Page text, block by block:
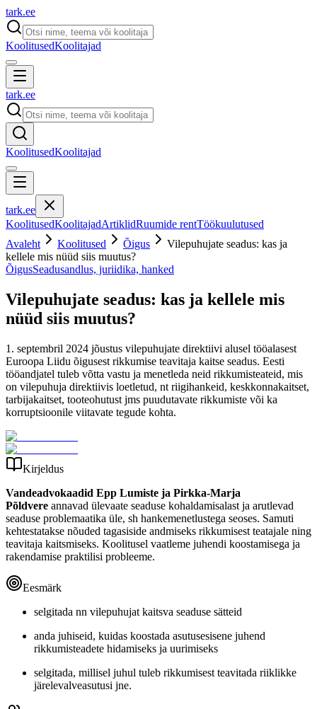
tark.ee
KoolitusedKoolitajad
tark.ee
KoolitusedKoolitajad
tark.ee
KoolitusedKoolitajadArtiklidRuumide rentTöökuulutused
Avaleht
Koolitused Õigus
Vilepuhujate seadus: kas ja
kellele mis nüüd siis muutus?
ÕigusSeadusandlus, juriidika, hanked
Vilepuhujate seadus: kas ja kellele mis
nüüd siis muutus?
1. septembril 2024 jõustus vilepuhujate direktiivi alusel tööalasest
Euroopa Liidu õigusest rikkumise teavitaja kaitse seadus. Eesti
tööandjatel tuleb võtta vastu ja menetleda neid rikkumisteateid, mis
on vilepuhuja direktiivis loetletud, nt riigihankeid, keskkonnakaitset,
tarbijakaitset, tooteohutust jms puudutavate rikkumiste või ka
korruptsioonile viitavate tegude kohta.
Kirjeldus
Vandeadvokaadid Epp Lumiste ja Pirkka-Marja
Põldvere annavad ülevaate seaduse kohaldamisalast ja arutlevad
seaduse problemaatika üle, sh hankemenetlustega seoses. Samuti
kehtestatakse nõuded tagasiside andmiseks rikkumisest teatajale ning
teavitaja kaitsmiseks. Koolitusel vaatleme juhendi koostamisega ja
rakendamise praktilisi probleeme.
Eesmärk
selgitada nn vilepuhujat kaitsva seaduse sätteid
anda juhiseid, kuidas koostada asutusesisene juhend
rikkumisteadete hidamiseks ja uurimiseks
selgitada, millisel juhul tuleb rikkumisest teavitada riiklikke
järelevalveasutusi jne.